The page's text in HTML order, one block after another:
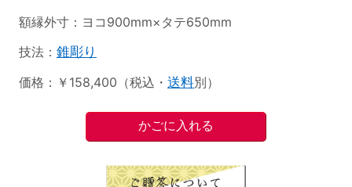
額縁外寸：ヨコ900mm×タテ650mm
技法： 錐彫り
価格：￥158,400（税込・ 送料別）